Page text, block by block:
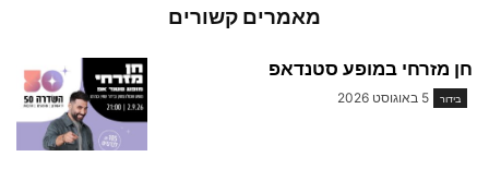
מאמרים קשורים
חן מזרחי במופע סטנדאפ
בידור 5 באוגוסט 2026